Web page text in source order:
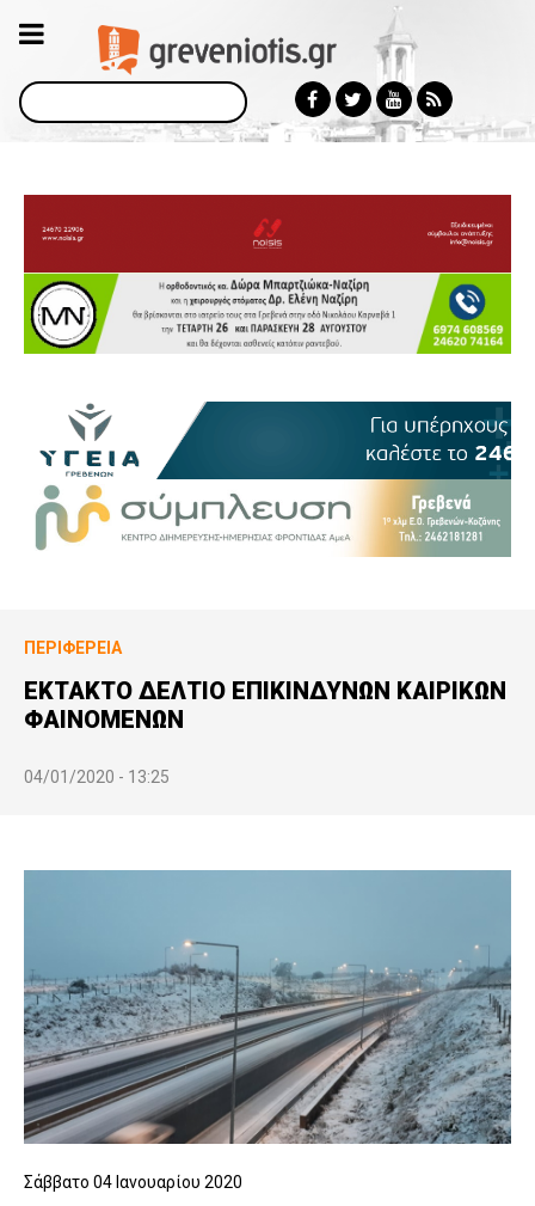
Αναζήτηση
ΠΕΡΙΦΈΡΕΙΑ
ΕΚΤΑΚΤΟ ΔΕΛΤΙΟ ΕΠΙΚΙΝΔΥΝΩΝ ΚΑΙΡΙΚΩΝ
ΦΑΙΝΟΜΕΝΩΝ
04/01/2020 - 13:25
Σάββατο 04 Ιανουαρίου 2020